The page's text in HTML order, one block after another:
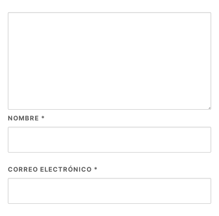
NOMBRE *
CORREO ELECTRÓNICO *